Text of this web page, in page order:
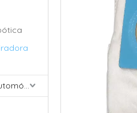
Reemplazos de filtros de automóviles